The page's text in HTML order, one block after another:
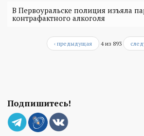
В Первоуральске полиция изъяла
контрафактного алкоголя
‹ предыдущая 4 из 893
Подпишитесь!